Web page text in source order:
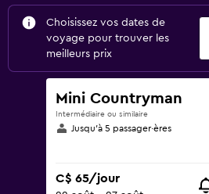
Choisissez vos dates de
voyage pour trouver les
meilleurs prix
Mini Countryman
Intermédiaire ou similaire
Jusqu’à 5 passager·ères
C$ 65/jour